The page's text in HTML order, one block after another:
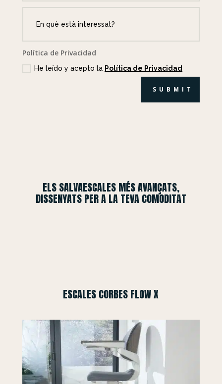
Política de Privacidad
He leído y acepto la Política de Privacidad
SUBMIT
ELS SALVAESCALES MÉS AVANÇATS,
DISSENYATS PER A LA TEVA COMODITAT
ESCALES CORBES FLOW X